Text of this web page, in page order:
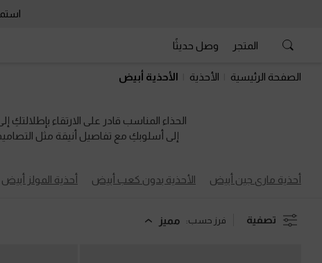
المتجر وصل حديثًا
الصفحة الرئيسية الأحذية الأحذية أبيض
الحذاء المناسب قادر على الارتقاء بإطلالتكِ
إلى أسلوبكِ مع تفاصيل أنيقة مثل التصاميم
أحذية ماري جين أبيض الأحذية بدون كعب أبيض أحذية المولز أبيض
تصفية فرز حسب: مميز